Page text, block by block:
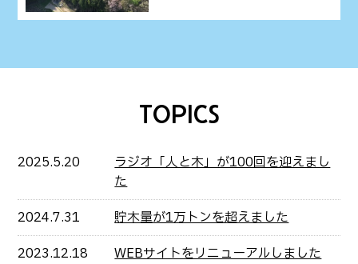
TOPICS
2025.5.20
ラジオ「人と木」が100回を迎えまし
た
2024.7.31
貯木量が1万トンを超えました
2023.12.18
WEBサイトをリニューアルしました